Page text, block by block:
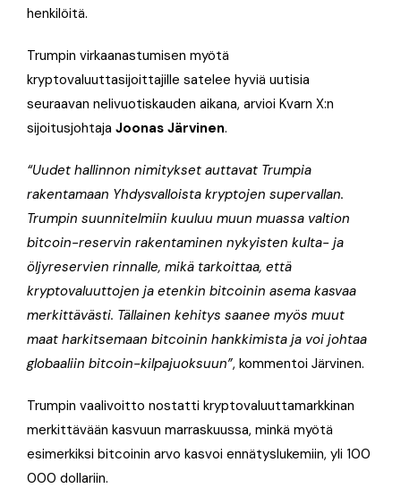
henkilöitä.
Trumpin virkaanastumisen myötä
kryptovaluuttasijoittajille satelee hyviä uutisia
seuraavan nelivuotiskauden aikana, arvioi Kvarn X:n
sijoitusjohtaja Joonas Järvinen.
“Uudet hallinnon nimitykset auttavat Trumpia
rakentamaan Yhdysvalloista kryptojen supervallan.
Trumpin suunnitelmiin kuuluu muun muassa valtion
bitcoin-reservin rakentaminen nykyisten kulta- ja
öljyreservien rinnalle, mikä tarkoittaa, että
kryptovaluuttojen ja etenkin bitcoinin asema kasvaa
merkittävästi. Tällainen kehitys saanee myös muut
maat harkitsemaan bitcoinin hankkimista ja voi johtaa
globaaliin bitcoin-kilpajuoksuun”, kommentoi Järvinen.
Trumpin vaalivoitto nostatti kryptovaluuttamarkkinan
merkittävään kasvuun marraskuussa, minkä myötä
esimerkiksi bitcoinin arvo kasvoi ennätyslukemiin, yli 100
000 dollariin.